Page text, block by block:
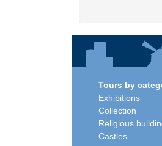
Tours by
Exhibitions
Collection
Religious
Castles